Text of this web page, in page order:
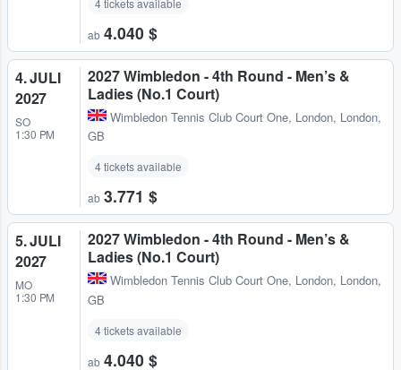
4 tickets available
ab 4.040 $
4. JULI
2027
SO
1:30 PM
2027 Wimbledon - 4th Round - Men’s &
Ladies (No.1 Court)
Wimbledon Tennis Club Court One, London, London,
GB
4 tickets available
ab 3.771 $
5. JULI
2027
MO
1:30 PM
2027 Wimbledon - 4th Round - Men’s &
Ladies (No.1 Court)
Wimbledon Tennis Club Court One, London, London,
GB
4 tickets available
ab 4.040 $